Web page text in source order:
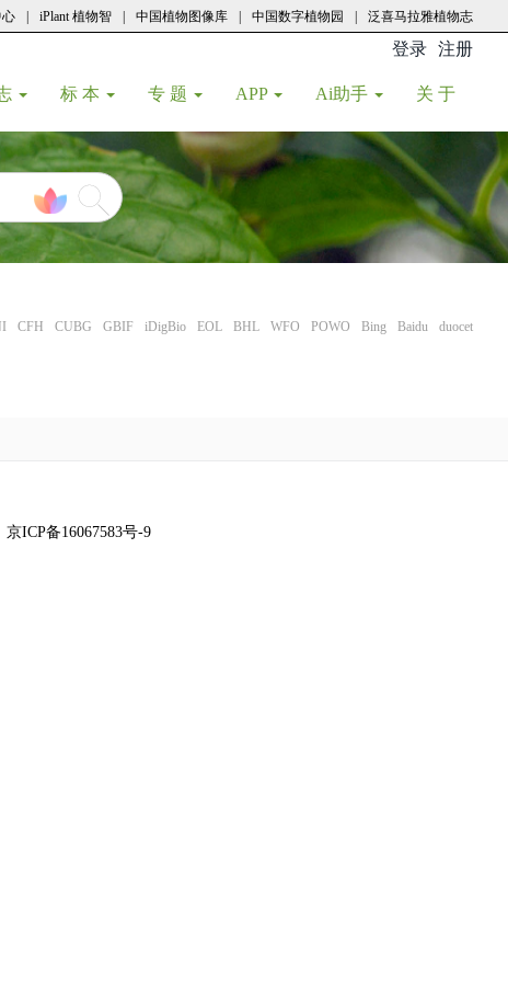
iPlant 植物智 中国植物图像库 中国数字植物园 泛喜马拉雅植物志
登录 注册
标 本 专 题 APP Ai助手 关 于
CFH CUBG GBIF iDigBio EOL BHL WFO POWO Bing Baidu duocet
京ICP备16067583号-9